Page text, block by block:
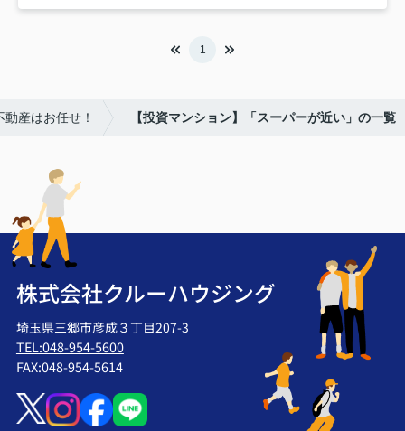
1
産はお任せ！ 【投資マンション】「スーパーが近い」の一覧
株式会社クルーハウジング
埼玉県三郷市彦成３丁目207-3
TEL:048-954-5600
FAX:048-954-5614